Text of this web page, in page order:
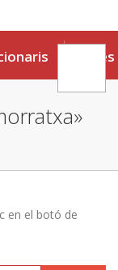
Eines
en el botó de